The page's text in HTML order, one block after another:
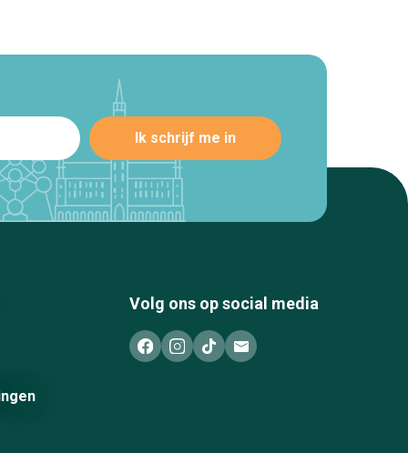
Volg ons op social media